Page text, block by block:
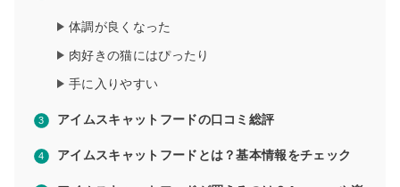
体調が良くなった
肉好きの猫にはぴったり
手に入りやすい
アイムスキャットフードの口コミ総評
アイムスキャットフードとは？基本情報をチェック